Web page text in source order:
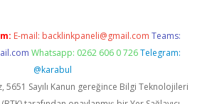
E-mail: backlinkpaneli@gmail.com Teams:
Whatsapp: 0262 606 0 726 Telegram:
@karabul
5651 Sayılı Kanun gereğince Bilgi Teknolojileri